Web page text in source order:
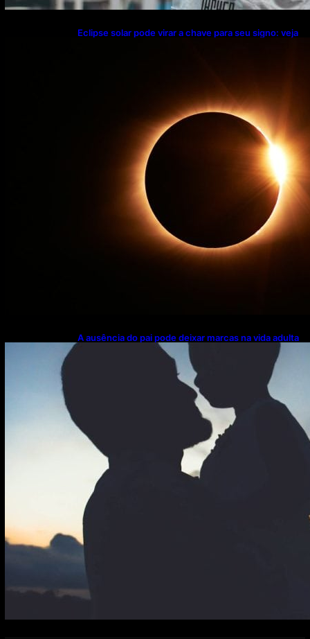
Eclipse solar pode virar a chave para seu signo: veja
A ausência do pai pode deixar marcas na vida adulta
— e nem sempre elas aparecem onde você imagina